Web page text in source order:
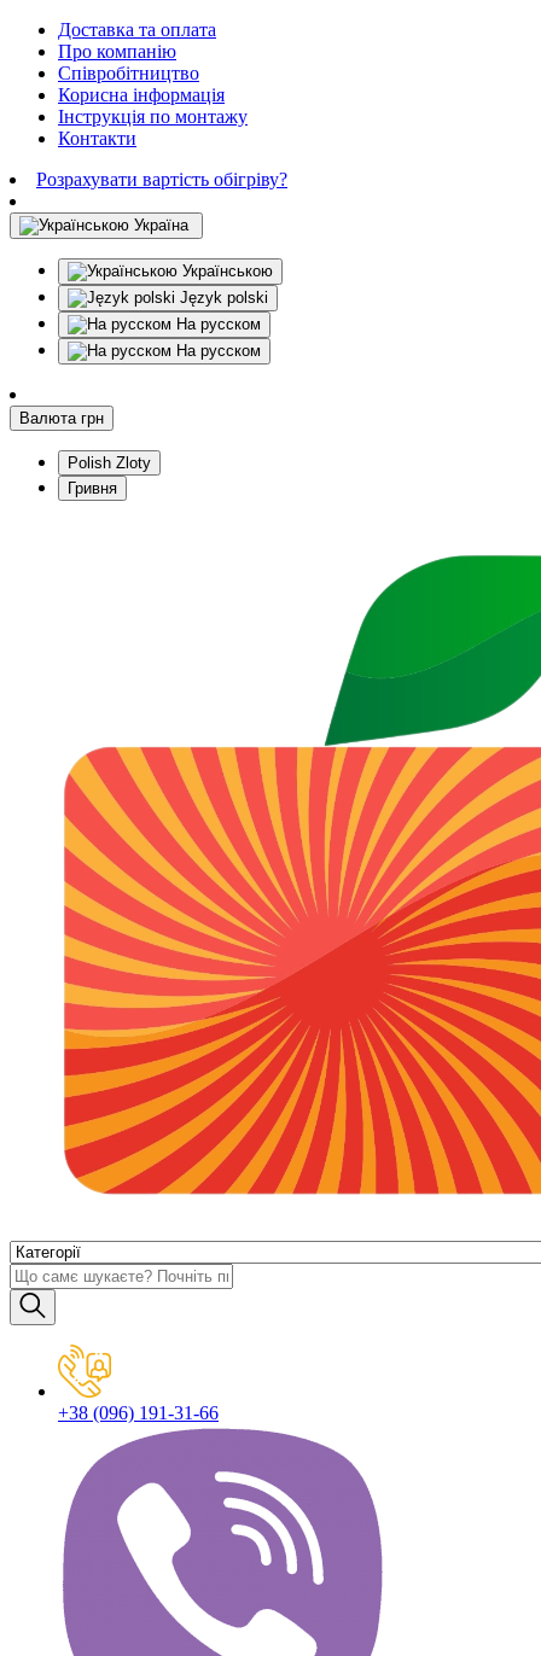
Доставка та оплата
Про компанію
Співробітництво
Корисна інформація
Інструкція по монтажу
Контакти
Розрахувати вартість обігріву?
Україна
Українською
Język polski
На русском
На русском
Валюта грн
Polish Zloty
Гривня
+38 (096) 191-31-66